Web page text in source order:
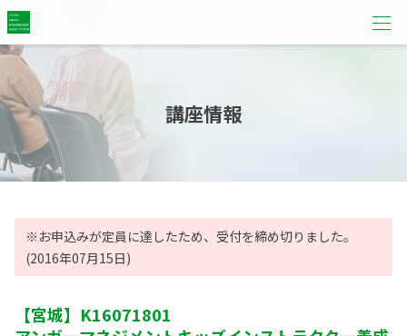
講座情報
※お申込みが定員に達したため、受付を締め切りました。
(2016年07月15日)
【宮城】 K16071801